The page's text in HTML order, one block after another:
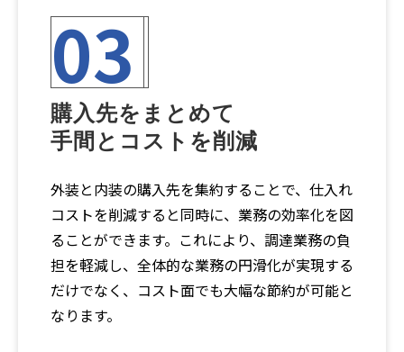
03
購入先をまとめて
手間とコストを削減
外装と内装の購入先を集約することで、仕入れ
コストを削減すると同時に、業務の効率化を図
ることができます。これにより、調達業務の負
担を軽減し、全体的な業務の円滑化が実現する
だけでなく、コスト面でも大幅な節約が可能と
なります。